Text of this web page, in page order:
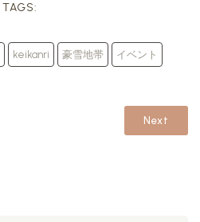
TAGS:
keikanri 豪雪地帯 イベント
Next